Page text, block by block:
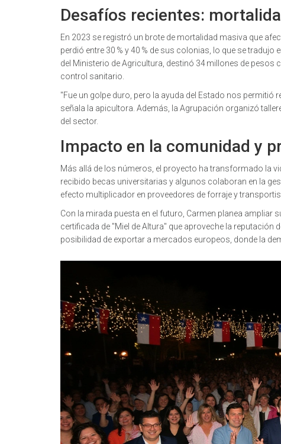
Desafíos recientes:
En 2023 se registró un brote de mortalidad masiva que
perdió entre 30 % y 40 % de sus colonias, lo que se tradujo
del Ministerio de Agricultura, destinó 34 millones de
control sanitario.
"Fue un golpe duro, pero la ayuda del Estado nos
señala la apicultora. Además, la Agrupación organizó
del sector.
Impacto en la comunidad y
Más allá de los números, el proyecto ha transformado la
recibido becas universitarias y algunos colaboran en la
efecto multiplicador en proveedores de forraje y
Con la mirada puesta en el futuro, Carmen planea
certificada de "Miel de Altura" que aproveche la
posibilidad de exportar a mercados europeos, donde la